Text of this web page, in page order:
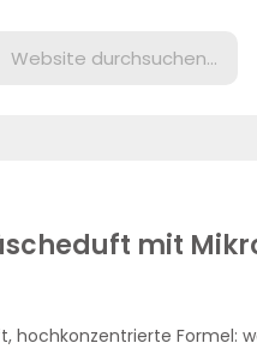
mit
hochkonzentrierte Formel: